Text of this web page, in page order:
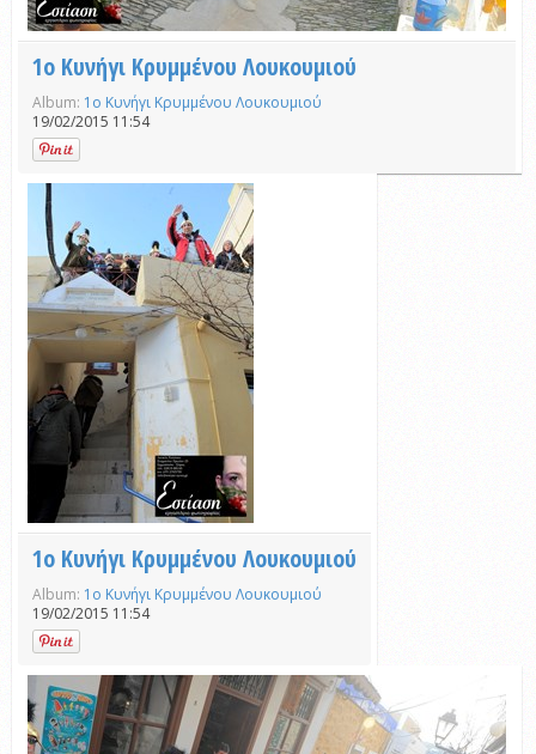
1ο Κυνήγι Κρυμμένου Λουκουμιού
Album: 1ο Κυνήγι Κρυμμένου Λουκουμιού
19/02/2015 11:54
1ο Κυνήγι Κρυμμένου Λουκουμιού
Album: 1ο Κυνήγι Κρυμμένου Λουκουμιού
19/02/2015 11:54